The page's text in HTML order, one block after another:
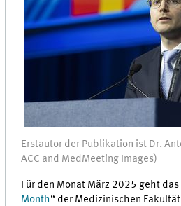
Erstautor der Publikation ist Dr.
ACC and MedMeeting Images)
Für den Monat März 2025 geht das
Month“ der Medizinischen